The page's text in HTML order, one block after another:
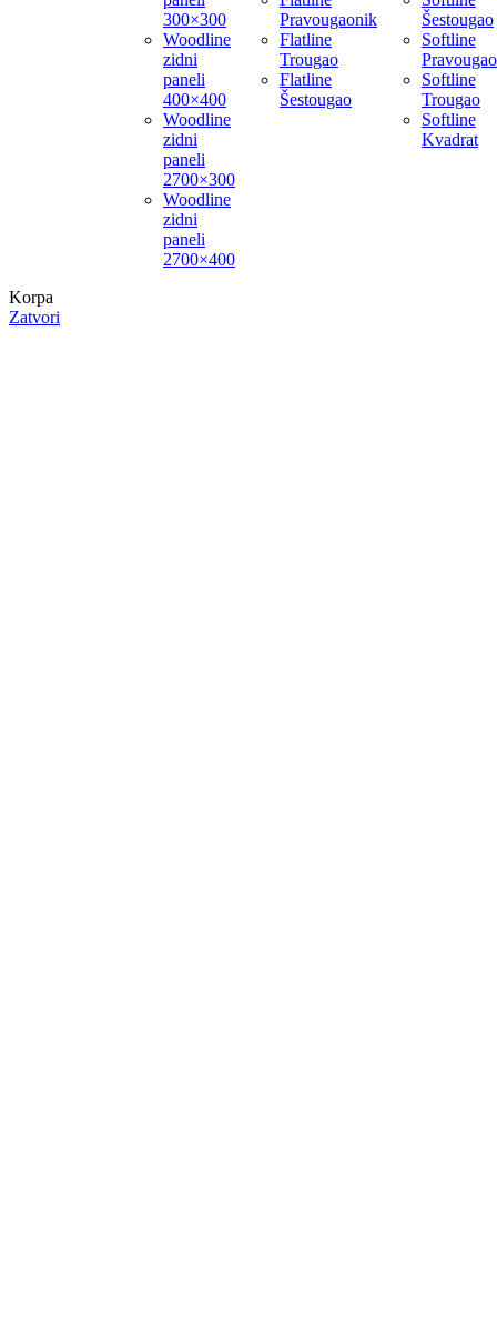
300×300
Woodline
zidni
paneli
400×400
Woodline
zidni
paneli
2700×300
Woodline
zidni
paneli
2700×400
Pravougaonik
Flatline
Trougao
Flatline
Šestougao
Šestougao
Softline
Softline
Trougao
Softline
Kvadrat
Korpa
Zatvori